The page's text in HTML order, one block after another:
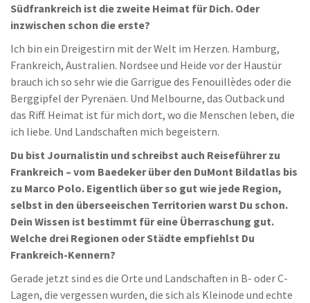
Südfrankreich ist die zweite Heimat für Dich. Oder
inzwischen schon die erste?
Ich bin ein Dreigestirn mit der Welt im Herzen. Hamburg,
Frankreich, Australien. Nordsee und Heide vor der Haustür
brauch ich so sehr wie die Garrigue des Fenouillèdes oder die
Berggipfel der Pyrenäen. Und Melbourne, das Outback und
das Riff. Heimat ist für mich dort, wo die Menschen leben, die
ich liebe. Und Landschaften mich begeistern.
Du bist Journalistin und schreibst auch Reiseführer zu
Frankreich – vom Baedeker über den DuMont Bildatlas bis
zu Marco Polo. Eigentlich über so gut wie jede Region,
selbst in den überseeischen Territorien warst Du schon.
Dein Wissen ist bestimmt für eine Überraschung gut.
Welche drei Regionen oder Städte empfiehlst Du
Frankreich-Kennern?
Gerade jetzt sind es die Orte und Landschaften in B- oder C-
Lagen, die vergessen wurden, die sich als Kleinode und echte